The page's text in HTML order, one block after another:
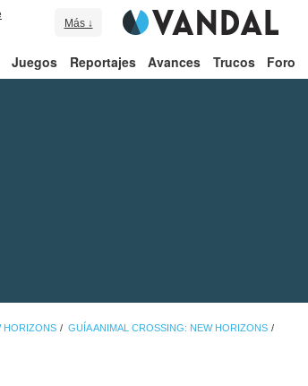
Más ↓
Juegos Reportajes Avances Trucos Foro
HORIZONS
GUÍA ANIMAL CROSSING: NEW HORIZONS